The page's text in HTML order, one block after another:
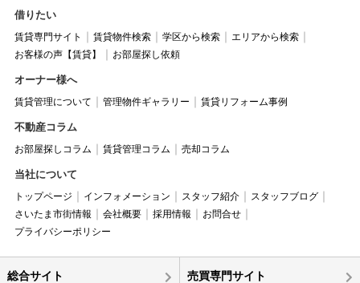
借りたい
賃貸専門サイト 賃貸物件検索 学区から検索
エリアから検索
お客様の声【賃貸】
お部屋探し依頼
オーナー様へ
賃貸管理について 管理物件ギャラリー 賃貸リフォーム事例
不動産コラム
お部屋探しコラム 賃貸管理コラム 売却コラム
当社について
トップページ インフォメーション スタッフ紹介
スタッフブログ
さいたま市街情報
会社概要 採用情報
お問合せ
プライバシーポリシー
総合サイト 売買専門サイト